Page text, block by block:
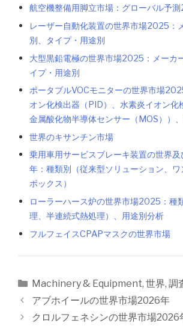
航空機整備用脚立市場：グローバル予
レーザー自動化装置の世界市場2025：
別、タイプ・用途別
大型黒鉛電極の世界市場2025：メーカ
イプ・用途別
ポータブルVOCモニターの世界市場
オン化検出器（PID）、水素炎イオン化
金属酸化物半導体センサー（MOS））
世界のキサンチン市場
乗用車用サービスブレーキ装置の世界
年：種類別（従来型ソリューション、
ボックス）
ローラーハース炉の世界市場2025：種
理、半連続式熱処理）、用途別分析
フルフェイスCPAPマスクの世界市場
カ
テ
ゴ
リ
Machinery & Equipment, 世界, 調
投
稿
アブホイールの世界市場2026年
クロルフェネシンの世界市場2026